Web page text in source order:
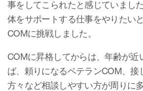
事をしてこられたと感じていまし
体をサポートする仕事をやりたい
COMに挑戦しました。
COMに昇格してからは、年齢が近
ば、頼りになるベテランCOM、接
方々など相談しやすい方が周りに